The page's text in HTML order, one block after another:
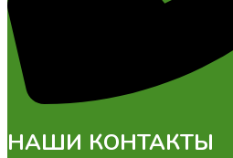
НАШИ КОНТАКТЫ